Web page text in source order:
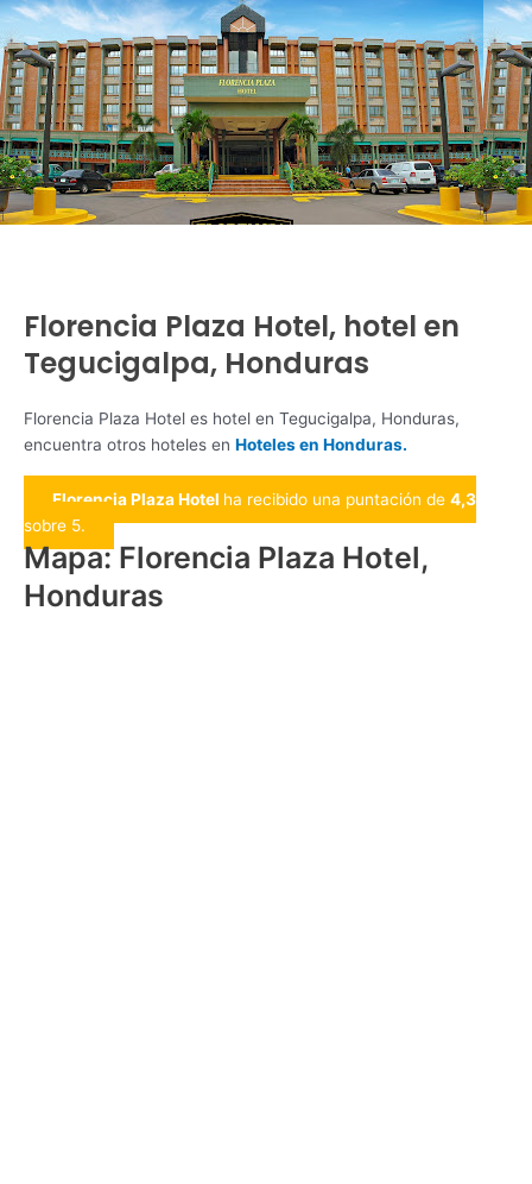
Florencia Plaza Hotel, hotel en
Tegucigalpa, Honduras
Florencia Plaza Hotel es hotel en Tegucigalpa, Honduras,
encuentra otros hoteles en Hoteles en Honduras.
Florencia Plaza Hotel ha recibido una puntación de 4,3
sobre 5.
Mapa: Florencia Plaza Hotel,
Honduras